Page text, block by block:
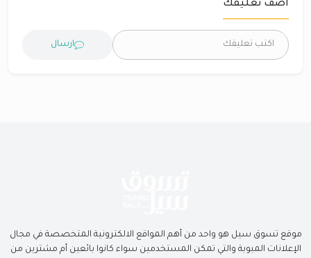
اضف تعليقك
ارسال
موقع تسوق سيل هو واحد من أهم المواقع الالكترونية المتخصصة في مجال
الإعلانات المبوبة والتي تمكن المستخدمين سواء كانوا بائعين أم مشترين من